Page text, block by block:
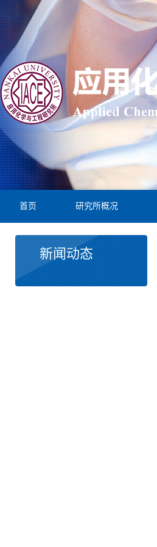
首页 研究所概况
新闻动态